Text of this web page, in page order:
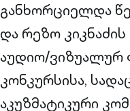
განხორციელდა
და რეზო
აუდიო/ვიზუალურ
კონკურსისა,
აკუზმატიკური